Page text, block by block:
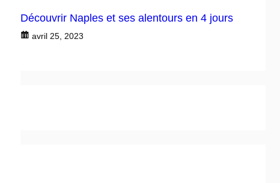
Découvrir Naples et ses alentours en 4 jours
avril 25, 2023